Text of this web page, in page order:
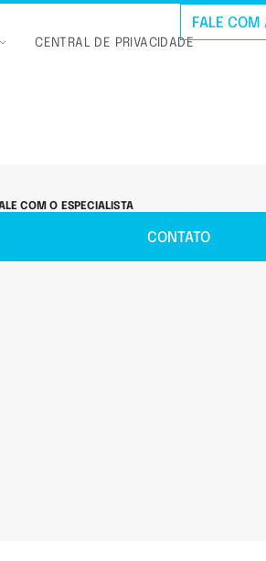
CENTRAL DE PRIVACIDADE
FALE COM
COM O ESPECIALISTA
CONTATO